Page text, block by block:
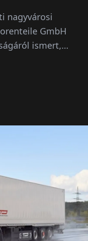
nagyvárosi
GmbH
ismert,